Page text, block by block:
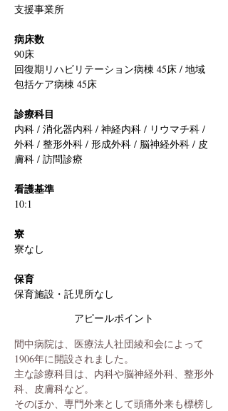
支援事業所
病床数
90床
回復期リハビリテーション病棟 45床 / 地域
包括ケア病棟 45床
診療科目
内科 / 消化器内科 / 神経内科 / リウマチ科 /
外科 / 整形外科 / 形成外科 / 脳神経外科 / 皮
膚科 / 訪問診療
看護基準
10:1
寮
寮なし
保育
保育施設・託児所なし
アピールポイント
間中病院は、医療法人社団綾和会によって
1906年に開設されました。
主な診療科目は、内科や脳神経外科、整形外
科、皮膚科など。
そのほか、専門外来として頭痛外来も標榜し